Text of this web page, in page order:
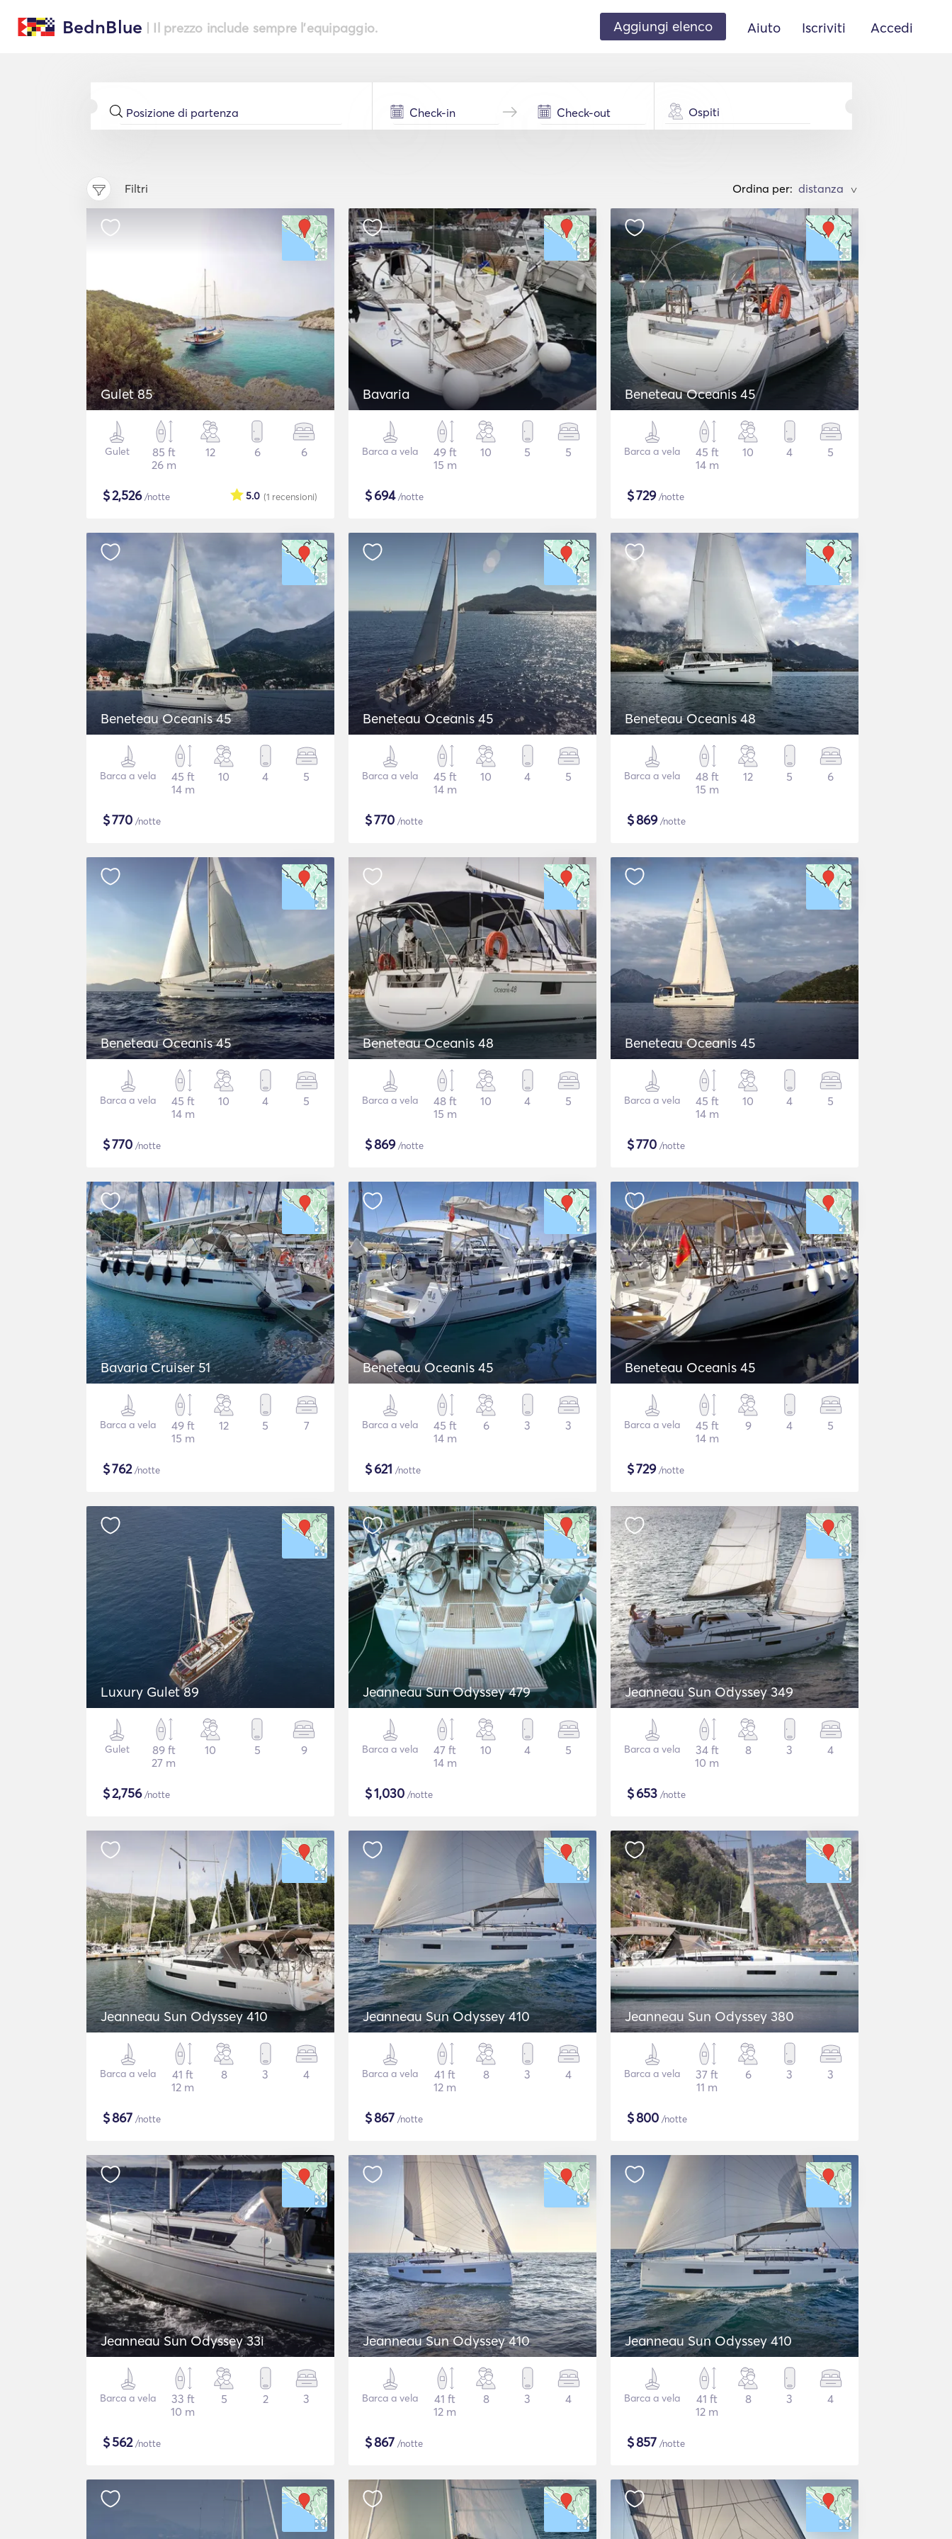
BednBlue | Il prezzo include sempre l'equipaggio. Aggiungi elenco Aiuto Iscriviti Accedi
Ospiti
Filtri Ordina per: >
Gulet 85
Gulet
85 ft
26 m
12 6 6
$2,526/notte (1 recensioni)
5.0
Bavaria
Barca a vela
49 ft
15 m
10 5 5
$694/notte
Beneteau Oceanis 45
Barca a vela
45 ft
14 m
10 4 5
$729/notte
Beneteau Oceanis 45
Barca a vela
45 ft
14 m
10 4 5
$770 /notte
Beneteau Oceanis 45
Barca a vela
45 ft
14 m
10 4 5
$770 /notte
Beneteau Oceanis 48
Barca a vela
48 ft
15 m
12 5 6
$869/notte
Beneteau Oceanis 45
Barca a vela
45 ft
14 m
10 4 5
$770 /notte
Beneteau Oceanis 48
Barca a vela
48 ft
15 m
10 4 5
$869/notte
Beneteau Oceanis 45
Barca a vela
45 ft
14 m
10 4 5
$770 /notte
Bavaria Cruiser 51
Barca a vela
49 ft
15 m
12 5 7
$762/notte
Beneteau Oceanis 45
Barca a vela
45 ft
14 m
6 3 3
$621 /notte
Beneteau Oceanis 45
Barca a vela
45 ft
14 m
9 4 5
$729/notte
Luxury Gulet 89
Gulet
89 ft
27 m
10 5 9
$2,756/notte
Jeanneau Sun Odyssey 479
Barca a vela
47 ft
14 m
10 4 5
$1,030 /notte
Jeanneau Sun Odyssey 349
Barca a vela
34 ft
10 m
8 3 4
$653 /notte
Jeanneau Sun Odyssey 410
Barca a vela
41 ft
12 m
8 3 4
$867 /notte
Jeanneau Sun Odyssey 410
Barca a vela
41 ft
12 m
8 3 4
$867 /notte
Jeanneau Sun Odyssey 380
Barca a vela
37 ft
11 m
6 3 3
$800 /notte
Jeanneau Sun Odyssey 33i
Barca a vela
33 ft
10 m
5 2 3
$562/notte
Jeanneau Sun Odyssey 410
Barca a vela
41 ft
12 m
8 3 4
$867 /notte
Jeanneau Sun Odyssey 410
Barca a vela
41 ft
12 m
8 3 4
$857 /notte